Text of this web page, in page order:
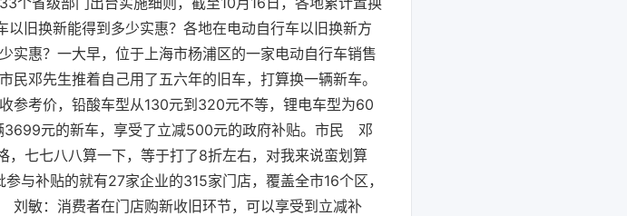
旧换新能得到多少实惠？各地在电动自行车以旧换新方
实惠？一大早，位于上海市杨浦区的一家电动自行车销售
邓先生推着自己用了五六年的旧车，打算换一辆新车。
参考价，铅酸车型从130元到320元不等，锂电车型为60
3699元的新车，享受了立减500元的政府补贴。市民 邓
七七八八算一下，等于打了8折左右，对我来说蛮划算
与补贴的就有27家企业的315家门店，覆盖全市16个区，
敏：消费者在门店购新收旧环节，可以享受到立减补